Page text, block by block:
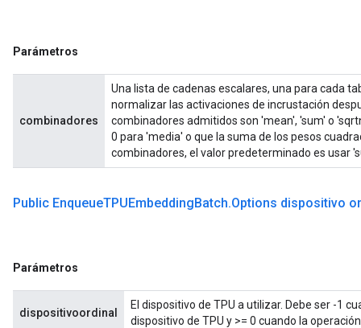
Parámetros
combinadores
Una lista de cadenas escalares, una para cada
normalizar las activaciones de incrustación
combinadores admitidos son 'mean', 'sum' o
0 para 'media' o que la suma de los pesos
combinadores, el valor predeterminado es usar
Public EnqueueTPUEmbeddingBatch.Options dispositivo
Parámetros
dispositivoordinal
El dispositivo de TPU a utilizar. Debe ser -1
dispositivo de TPU y >= 0 cuando la